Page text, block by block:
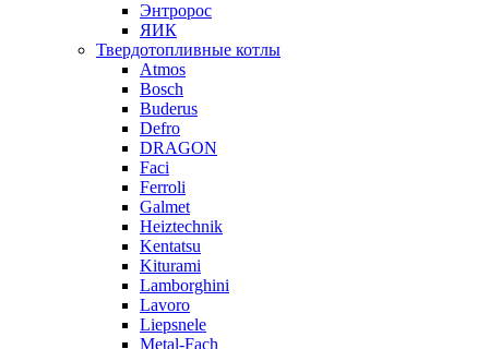
Энтророс
ЯИК
Твердотопливные котлы
Atmos
Bosch
Buderus
Defro
DRAGON
Faci
Ferroli
Galmet
Heiztechnik
Kentatsu
Kiturami
Lamborghini
Lavoro
Liepsnele
Metal-Fach